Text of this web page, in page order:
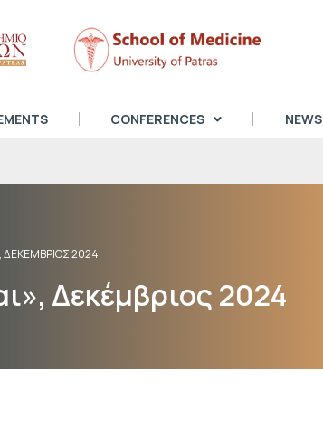
CONFERENCES NEWS
2024
Δεκέμβριος 2024